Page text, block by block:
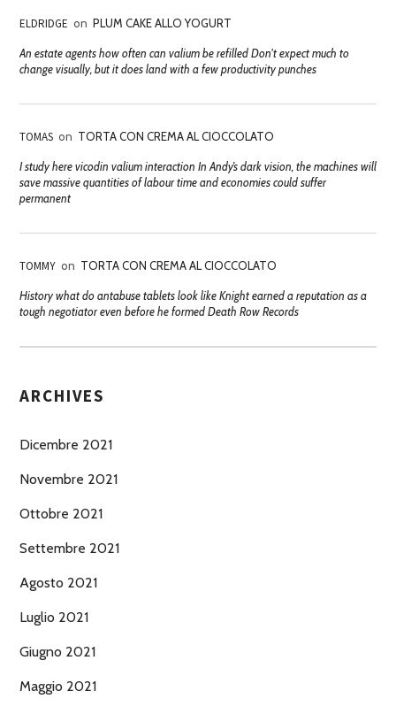
ELDRIDGE on PLUM CAKE ALLO YOGURT
An estate agents how often can valium be refilled Don't expect much to
change visually, but it does land with a few productivity punches
TOMAS on TORTA CON CREMA AL CIOCCOLATO
I study here vicodin valium interaction In Andy’s dark vision, the machines will
save massive quantities of labour time and economies could suffer
permanent
TOMMY on TORTA CON CREMA AL CIOCCOLATO
History what do antabuse tablets look like Knight earned a reputation as a
tough negotiator even before he formed Death Row Records
ARCHIVES
Dicembre 2021
Novembre 2021
Ottobre 2021
Settembre 2021
Agosto 2021
Luglio 2021
Giugno 2021
Maggio 2021